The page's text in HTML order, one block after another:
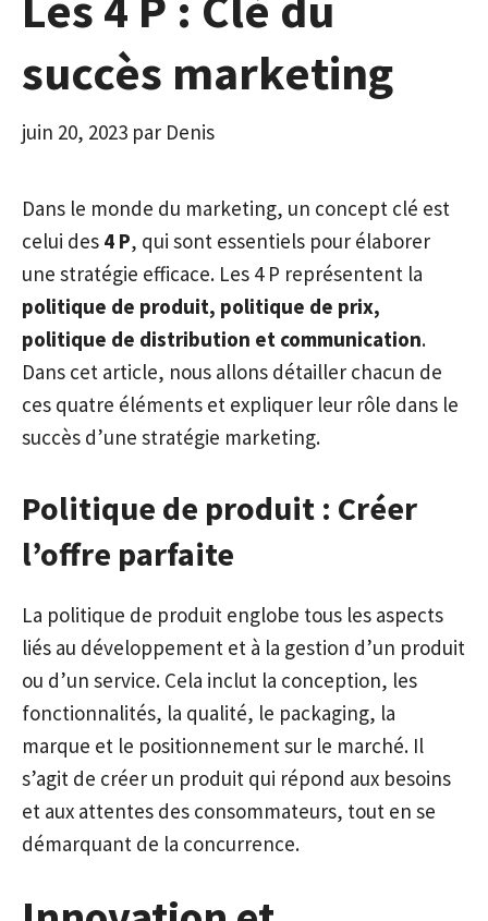
succès marketing
juin 20, 2023 par Denis
Dans le monde du marketing, un concept clé est
celui des 4 P, qui sont essentiels pour élaborer
une stratégie efficace. Les 4 P représentent la
politique de produit, politique de prix,
politique de distribution et communication.
Dans cet article, nous allons détailler chacun de
ces quatre éléments et expliquer leur rôle dans le
succès d’une stratégie marketing.
Politique de produit : Créer
l’offre parfaite
La politique de produit englobe tous les aspects
liés au développement et à la gestion d’un produit
ou d’un service. Cela inclut la conception, les
fonctionnalités, la qualité, le packaging, la
marque et le positionnement sur le marché. Il
s’agit de créer un produit qui répond aux besoins
et aux attentes des consommateurs, tout en se
démarquant de la concurrence.